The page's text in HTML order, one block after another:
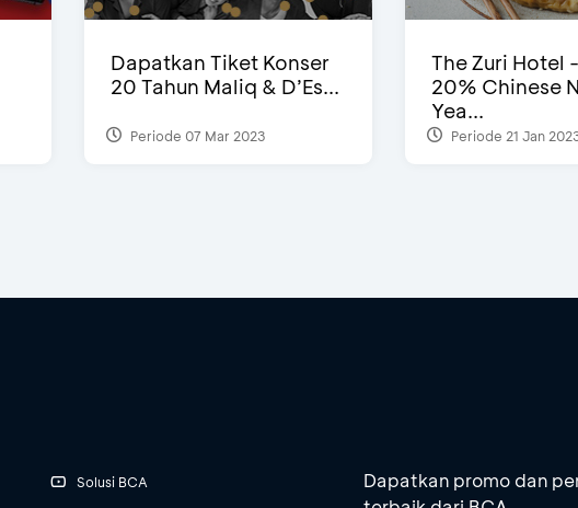
Dapatkan Tiket Konser
20 Tahun Maliq & D’Es...
Periode 07 Mar 2023
The Zuri Hotel
20% Chinese
Yea...
Periode 21 Jan
Solusi BCA
Dapatkan promo dan